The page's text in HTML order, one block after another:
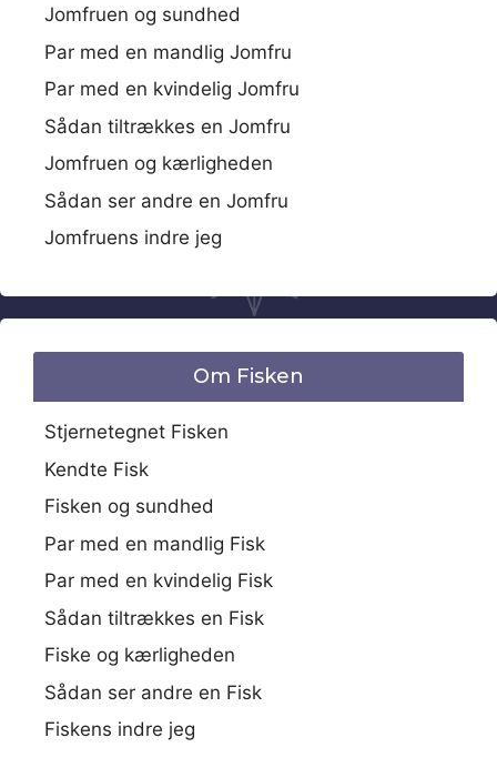
Jomfruen og sundhed
Par med en mandlig Jomfru
Par med en kvindelig Jomfru
Sådan tiltrækkes en Jomfru
Jomfruen og kærligheden
Sådan ser andre en Jomfru
Jomfruens indre jeg
Om Fisken
Stjernetegnet Fisken
Kendte Fisk
Fisken og sundhed
Par med en mandlig Fisk
Par med en kvindelig Fisk
Sådan tiltrækkes en Fisk
Fiske og kærligheden
Sådan ser andre en Fisk
Fiskens indre jeg